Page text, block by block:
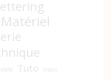
Matériel
Tuto Vidéo